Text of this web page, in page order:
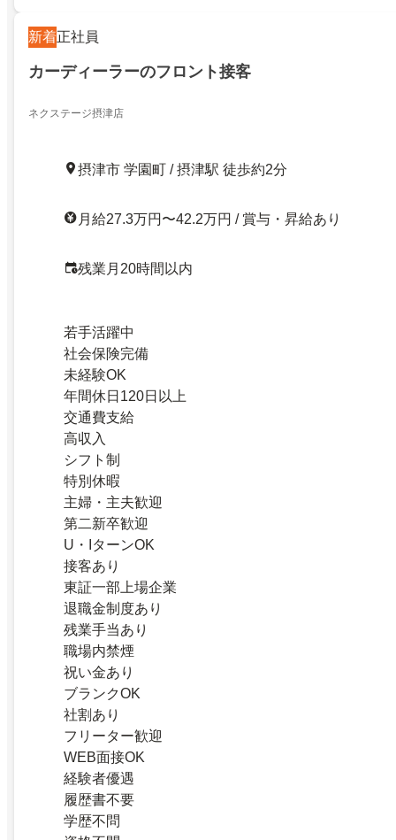
新着正社員
カーディーラーのフロント接客
ネクステージ摂津店
摂津市 学園町 / 摂津駅 徒歩約2分
月給27.3万円〜42.2万円 / 賞与・昇給あり
残業月20時間以内
若手活躍中
社会保険完備
未経験OK
年間休日120日以上
交通費支給
高収入
シフト制
特別休暇
主婦・主夫歓迎
第二新卒歓迎
U・IターンOK
接客あり
東証一部上場企業
退職金制度あり
残業手当あり
職場内禁煙
祝い金あり
ブランクOK
社割あり
フリーター歓迎
WEB面接OK
経験者優遇
履歴書不要
学歴不問